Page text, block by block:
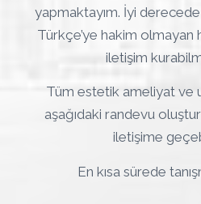
yapmaktayım. İyi
Türkçe’ye hakim olmayan
iletişim
Tüm estetik ameliyat ve
aşağıdaki randevu
iletişime
En kısa sürede